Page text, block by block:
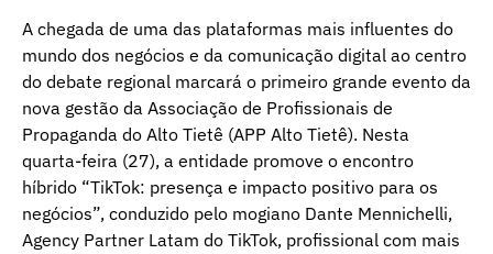
A chegada de uma das plataformas mais influentes do
mundo dos negócios e da comunicação digital ao centro
do debate regional marcará o primeiro grande evento da
nova gestão da Associação de Profissionais de
Propaganda do Alto Tietê (APP Alto Tietê). Nesta
quarta-feira (27), a entidade promove o encontro
híbrido “TikTok: presença e impacto positivo para os
negócios”, conduzido pelo mogiano Dante Mennichelli,
Agency Partner Latam do TikTok, profissional com mais